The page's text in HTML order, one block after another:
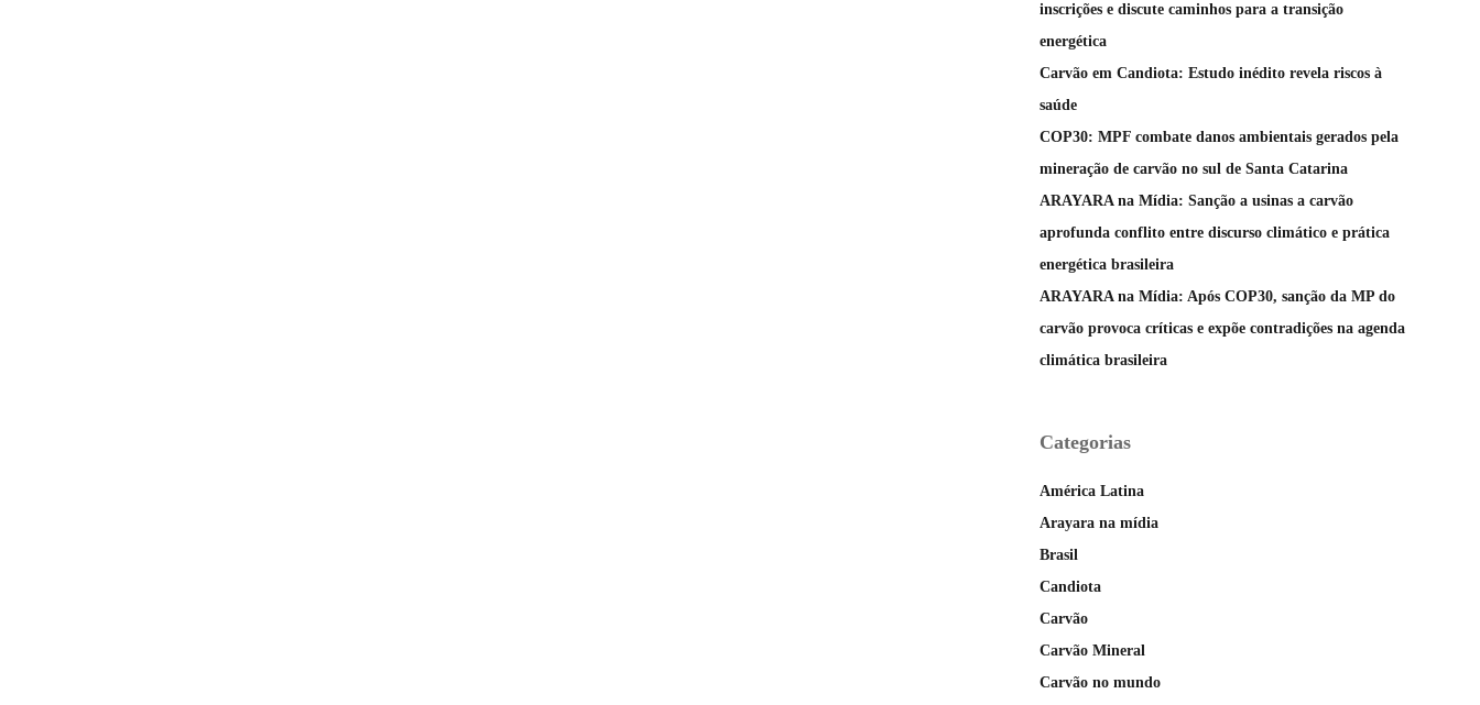
inscrições e discute caminhos para a transição
energética
Carvão em Candiota: Estudo inédito revela riscos à
saúde
COP30: MPF combate danos ambientais gerados pela
mineração de carvão no sul de Santa Catarina
ARAYARA na Mídia: Sanção a usinas a carvão
aprofunda conflito entre discurso climático e prática
energética brasileira
ARAYARA na Mídia: Após COP30, sanção da MP do
carvão provoca críticas e expõe contradições na agenda
climática brasileira
Categorias
América Latina
Arayara na mídia
Brasil
Candiota
Carvão
Carvão Mineral
Carvão no mundo